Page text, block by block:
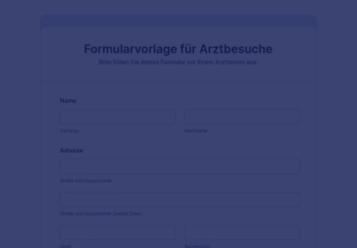
auszufüllen und nützlicher. Es sind keine
Programmierkenntnisse erforderlich.